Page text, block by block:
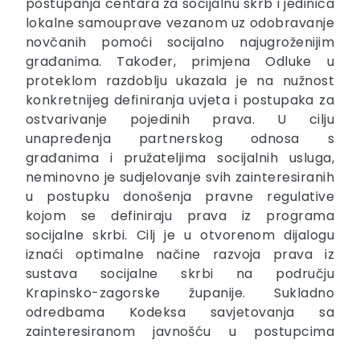
lokalne samouprave vezanom uz odobravanje
novčanih pomoći socijalno najugroženijim
građanima. Također, primjena Odluke u
proteklom razdoblju ukazala je na nužnost
konkretnijeg definiranja uvjeta i postupaka za
ostvarivanje pojedinih prava. U cilju
unapređenja partnerskog odnosa s
građanima i pružateljima socijalnih usluga,
neminovno je sudjelovanje svih zainteresiranih
u postupku donošenja pravne regulative
kojom se definiraju prava iz programa
socijalne skrbi. Cilj je u otvorenom dijalogu
iznaći optimalne načine razvoja prava iz
sustava socijalne skrbi na području
Krapinsko-zagorske županije. Sukladno
odredbama Kodeksa savjetovanja sa
zainteresiranom javnošću u postupcima